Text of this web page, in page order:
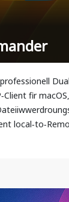
fir
local-to-